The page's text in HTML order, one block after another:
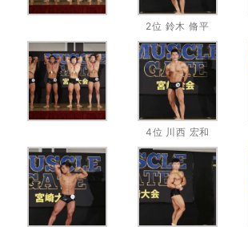
2位 鈴木 脩平
4位 川西 宏和